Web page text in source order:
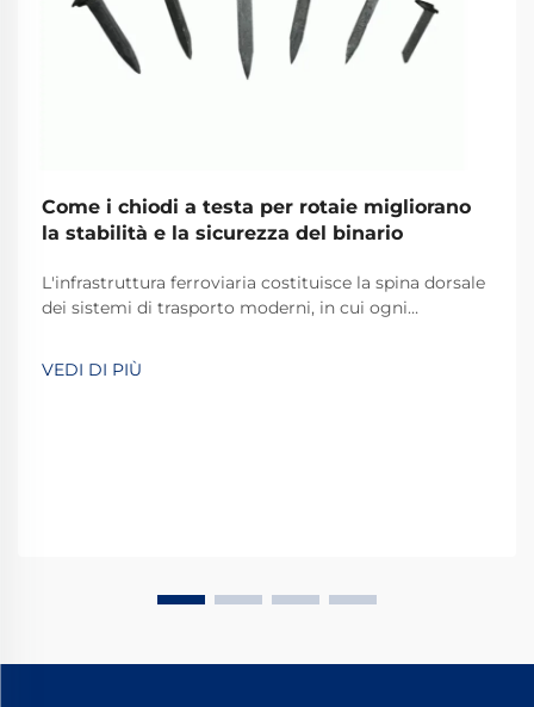
Come i chiodi a testa per rotaie migliorano
la stabilità e la sicurezza del binario
L'infrastruttura ferroviaria costituisce la spina dorsale
dei sistemi di trasporto moderni, in cui ogni
mantenere la sicurezza e l'efficienza operativa. Tra
questi componenti essenziali, i chiodi ferroviari a cane
VEDI DI PIÙ